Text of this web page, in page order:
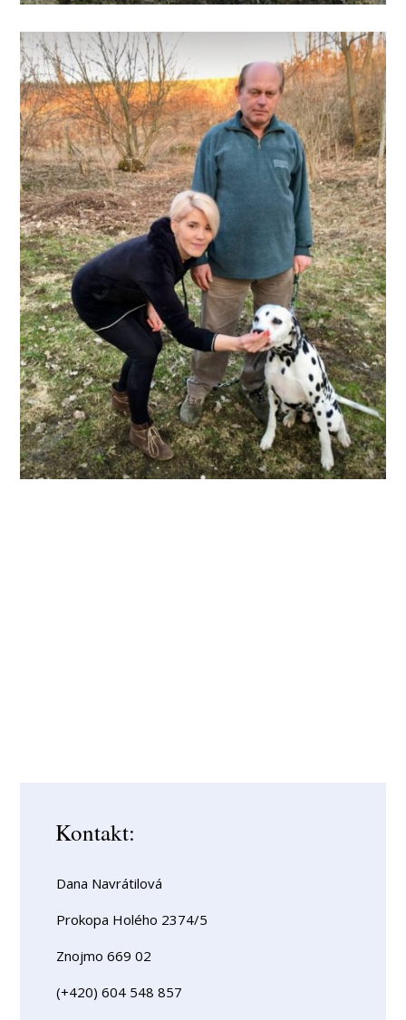
Kontakt:
Dana Navrátilová
Prokopa Holého 2374/5
Znojmo 669 02
(+420) 604 548 857